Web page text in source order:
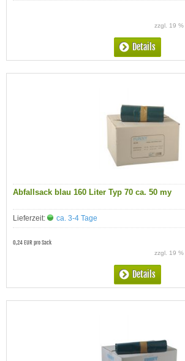
zzgl. 19 %
Details
Abfallsack blau 160 Liter Typ 70 ca. 50 my
Lieferzeit: ca. 3-4 Tage
0,24 EUR pro Sack
zzgl. 19 %
Details